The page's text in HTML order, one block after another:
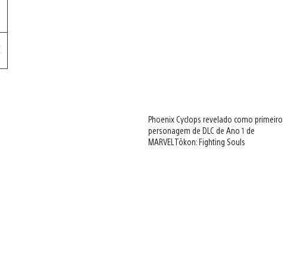
Phoenix Cyclops revelado como primeiro
personagem de DLC de Ano 1 de
MARVEL Tōkon: Fighting Souls